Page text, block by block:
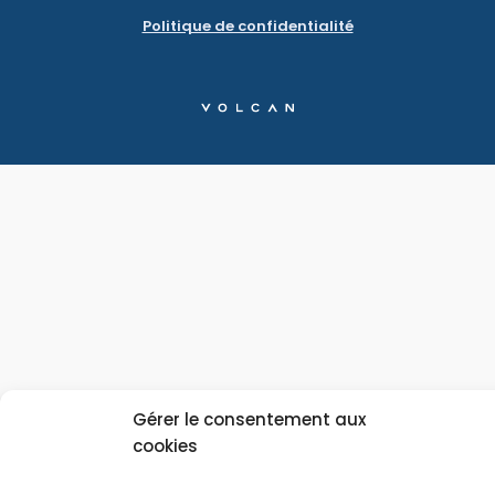
Gérer le consentement aux
cookies
Politique de confidentialité